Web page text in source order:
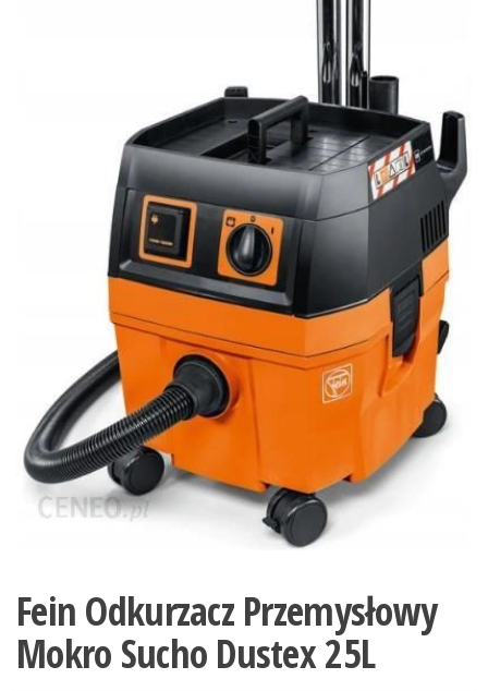
Fein Odkurzacz Przemysłowy
Mokro Sucho Dustex 25L